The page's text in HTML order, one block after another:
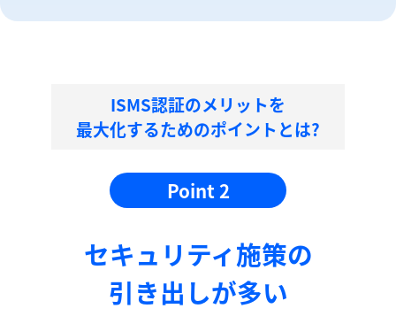
ISMS認証のメリットを
最大化するためのポイントとは?
Point 2
セキュリティ施策の
引き出しが多い